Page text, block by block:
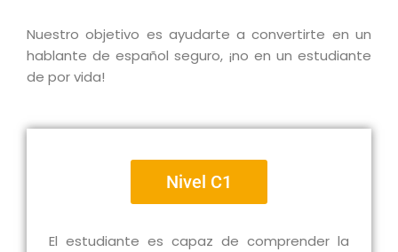
Nuestro objetivo es ayudarte a convertirte en un
hablante de español seguro, ¡no en un estudiante
de por vida!
El estudiante es capaz de comprender la
Nivel C1